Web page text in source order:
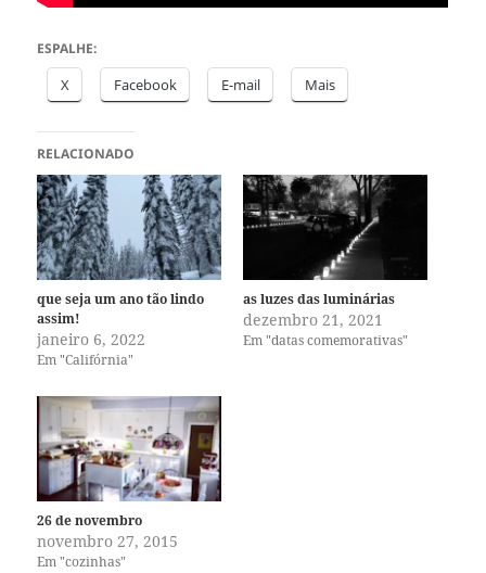
ESPALHE:
X Facebook E-mail Mais
RELACIONADO
que seja um ano tão lindo
assim!
janeiro 6, 2022
Em "Califórnia"
as luzes das luminárias
dezembro 21, 2021
Em "datas comemorativas"
26 de novembro
novembro 27, 2015
Em "cozinhas"